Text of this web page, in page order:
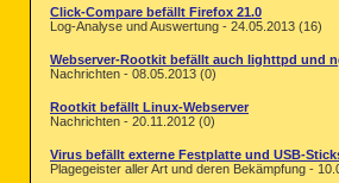
Click-Compare befällt Firefox 21.0
Log-Analyse und Auswertung - 24.05.2013 (16)
Webserver-Rootkit befällt auch lighttpd und
Nachrichten - 08.05.2013 (0)
Rootkit befällt Linux-Webserver
Nachrichten - 20.11.2012 (0)
Virus befällt externe Festplatte und USB-
Plagegeister aller Art und deren Bekämpfung -